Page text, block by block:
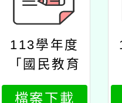
113學年度
「國民教育
中央輔導團
檔案下載